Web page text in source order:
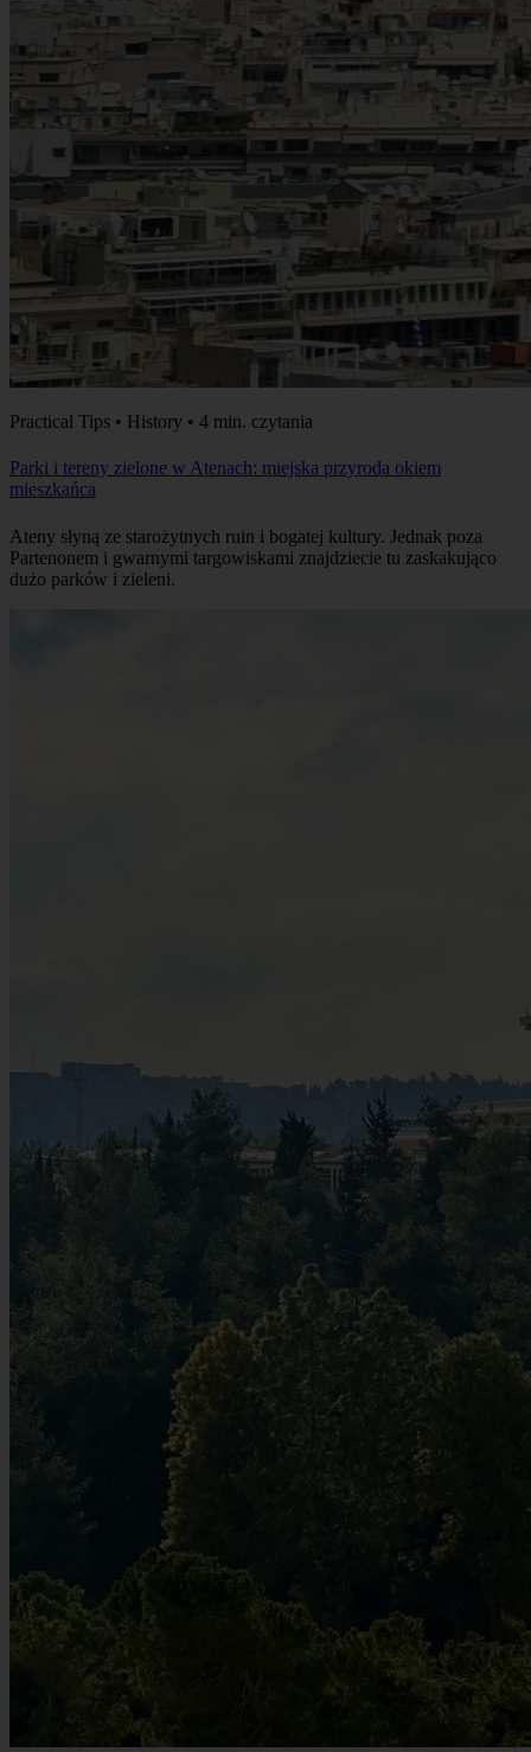
Practical Tips • History • 4 min. czytania
Parki i tereny zielone w Atenach: miejska przyroda okiem
mieszkańca
Ateny słyną ze starożytnych ruin i bogatej kultury. Jednak poza
Partenonem i gwarnymi targowiskami znajdziecie tu zaskakująco
dużo parków i zieleni.